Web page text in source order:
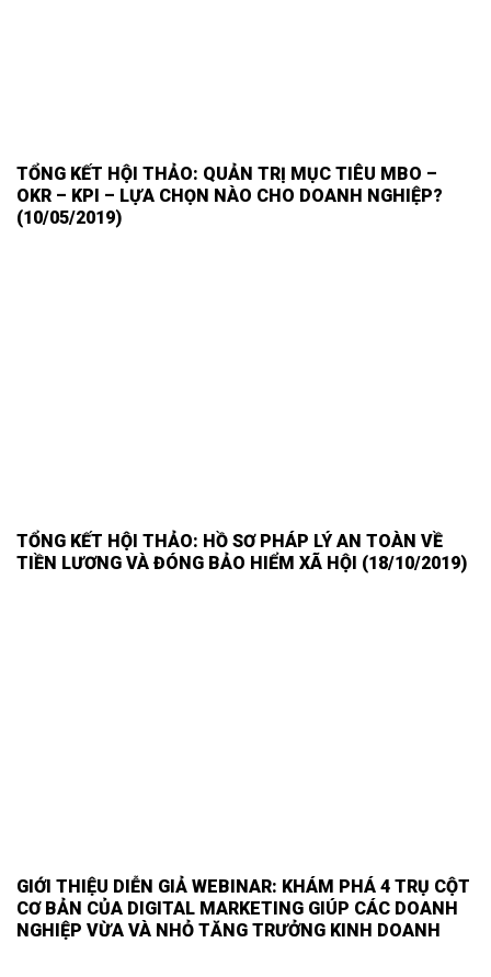
TỔNG KẾT HỘI THẢO: QUẢN TRỊ MỤC TIÊU MBO –
OKR – KPI – LỰA CHỌN NÀO CHO DOANH NGHIỆP?
(10/05/2019)
TỔNG KẾT HỘI THẢO: HỒ SƠ PHÁP LÝ AN TOÀN VỀ
TIỀN LƯƠNG VÀ ĐÓNG BẢO HIỂM XÃ HỘI (18/10/2019)
GIỚI THIỆU DIỄN GIẢ WEBINAR: KHÁM PHÁ 4 TRỤ CỘT
CƠ BẢN CỦA DIGITAL MARKETING GIÚP CÁC DOANH
NGHIỆP VỪA VÀ NHỎ TĂNG TRƯỞNG KINH DOANH